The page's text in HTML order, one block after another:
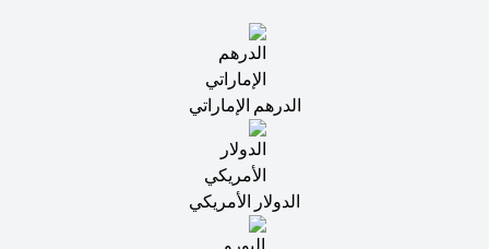
الدرهم الإماراتي
الدولار الأمريكي